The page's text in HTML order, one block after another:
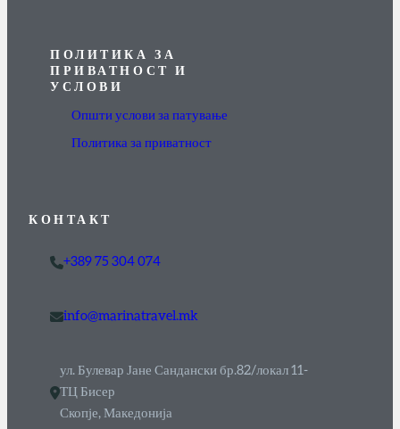
ПОЛИТИКА ЗА
ПРИВАТНОСТ И
УСЛОВИ
Општи услови за патување
Политика за приватност
КОНТАКТ
+389 75 304 074
info@marinatravel.mk
ул. Булевар Јане Сандански бр.82/локал 11-
ТЦ Бисер
Скопје, Македонија